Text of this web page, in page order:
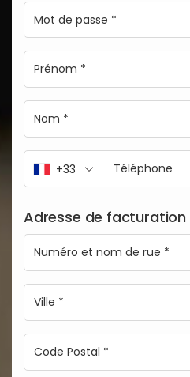
+33
Adresse de facturation